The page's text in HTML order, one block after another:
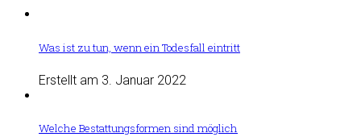
Was ist zu tun, wenn ein Todesfall eintritt
Erstellt am 3. Januar 2022
Welche Bestattungsformen sind möglich